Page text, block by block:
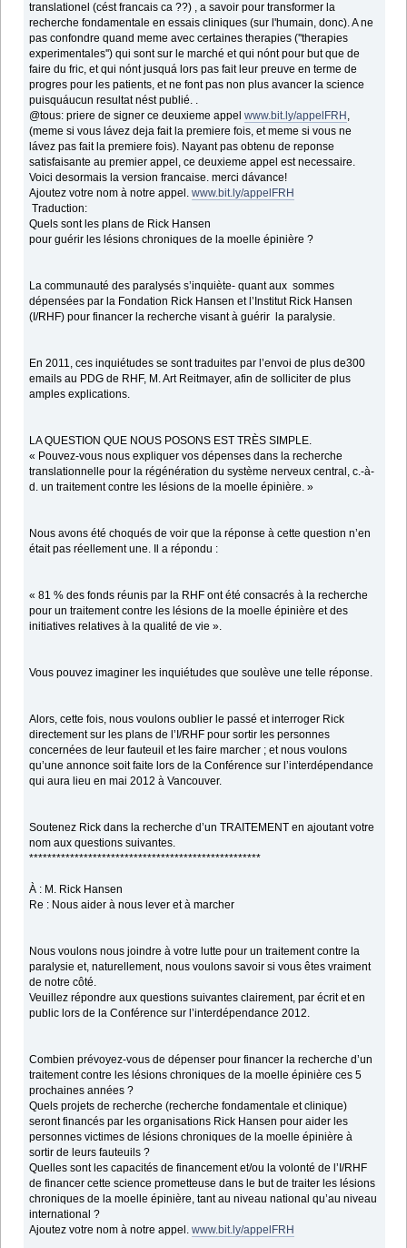
translationel (cést francais ca ??) , a savoir pour transformer la
recherche fondamentale en essais cliniques (sur l'humain, donc). A ne
pas confondre quand meme avec certaines therapies (''therapies
experimentales'') qui sont sur le marché et qui nónt pour but que de
faire du fric, et qui nónt jusquá lors pas fait leur preuve en terme de
progres pour les patients, et ne font pas non plus avancer la science
puisquáucun resultat nést publié. .
@tous: priere de signer ce deuxieme appelwww.bit.ly/appelFRH ,
(meme si vous lávez deja fait la premiere fois, et meme si vous ne
lávez pas fait la premiere fois). Nayant pas obtenu de reponse
satisfaisante au premier appel, ce deuxieme appel est necessaire.
Voici desormais la version francaise. merci dávance!
Ajoutez votre nom à notre appel.www.bit.ly/appelFRH
Traduction:
Quels sont les plans de Rick Hansen
pour guérir les lésions chroniques de la moelle épinière ?
La communauté des paralysés s’inquiète- quant aux sommes
dépensées par la Fondation Rick Hansen et l’Institut Rick Hansen
(I/RHF) pour financer la recherche visant à guérir la paralysie.
En 2011, ces inquiétudes se sont traduites par l’envoi de plus de300
emails au PDG de RHF, M. Art Reitmayer, afin de solliciter de plus
amples explications.
LA QUESTION QUE NOUS POSONS EST TRÈS SIMPLE.
« Pouvez-vous nous expliquer vos dépenses dans la recherche
translationnelle pour la régénération du système nerveux central, c.-à-
d. un traitement contre les lésions de la moelle épinière. »
Nous avons été choqués de voir que la réponse à cette question n’en
était pas réellement une. Il a répondu :
« 81 % des fonds réunis par la RHF ont été consacrés à la recherche
pour un traitement contre les lésions de la moelle épinière et des
initiatives relatives à la qualité de vie ».
Vous pouvez imaginer les inquiétudes que soulève une telle réponse.
Alors, cette fois, nous voulons oublier le passé et interroger Rick
directement sur les plans de l’I/RHF pour sortir les personnes
concernées de leur fauteuil et les faire marcher ; et nous voulons
qu’une annonce soit faite lors de la Conférence sur l’interdépendance
qui aura lieu en mai 2012 à Vancouver.
Soutenez Rick dans la recherche d’un TRAITEMENT en ajoutant votre
nom aux questions suivantes.
***************************************************
À : M. Rick Hansen
Re : Nous aider à nous lever et à marcher
Nous voulons nous joindre à votre lutte pour un traitement contre la
paralysie et, naturellement, nous voulons savoir si vous êtes vraiment
de notre côté.
Veuillez répondre aux questions suivantes clairement, par écrit et en
public lors de la Conférence sur l’interdépendance 2012.
Combien prévoyez-vous de dépenser pour financer la recherche d’un
traitement contre les lésions chroniques de la moelle épinière ces 5
prochaines années ?
Quels projets de recherche (recherche fondamentale et clinique)
seront financés par les organisations Rick Hansen pour aider les
personnes victimes de lésions chroniques de la moelle épinière à
sortir de leurs fauteuils ?
Quelles sont les capacités de financement et/ou la volonté de l’I/RHF
de financer cette science prometteuse dans le but de traiter les lésions
chroniques de la moelle épinière, tant au niveau national qu’au niveau
international ?
Ajoutez votre nom à notre appel.www.bit.ly/appelFRH